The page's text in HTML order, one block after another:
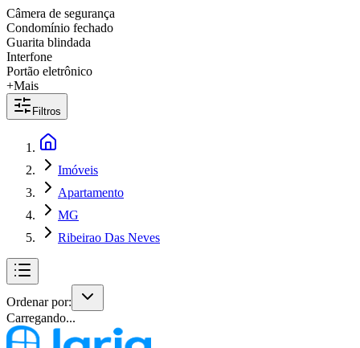
Câmera de segurança
Condomínio fechado
Guarita blindada
Interfone
Portão eletrônico
+Mais
Filtros
Imóveis
Apartamento
MG
Ribeirao Das Neves
Ordenar por:
Carregando...